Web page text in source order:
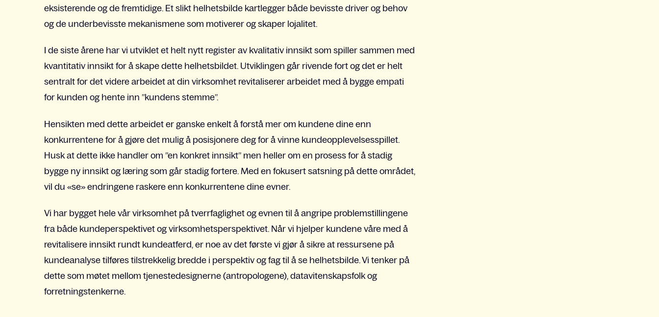
eksisterende og de fremtidige. Et slikt helhetsbilde kartlegger både bevisste driver og behov
og de underbevisste mekanismene som motiverer og skaper lojalitet.
I de siste årene har vi utviklet et helt nytt register av kvalitativ innsikt som spiller sammen med
kvantitativ innsikt for å skape dette helhetsbildet. Utviklingen går rivende fort og det er helt
sentralt for det videre arbeidet at din virksomhet revitaliserer arbeidet med å bygge empati
for kunden og hente inn ”kundens stemme”.
Hensikten med dette arbeidet er ganske enkelt å forstå mer om kundene dine enn
konkurrentene for å gjøre det mulig å posisjonere deg for å vinne kundeopplevelsesspillet.
Husk at dette ikke handler om ”en konkret innsikt” men heller om en prosess for å stadig
bygge ny innsikt og læring som går stadig fortere. Med en fokusert satsning på dette området,
vil du «se» endringene raskere enn konkurrentene dine evner.
Vi har bygget hele vår virksomhet på tverrfaglighet og evnen til å angripe problemstillingene
fra både kundeperspektivet og virksomhetsperspektivet. Når vi hjelper kundene våre med å
revitalisere innsikt rundt kundeatferd, er noe av det første vi gjør å sikre at ressursene på
kundeanalyse tilføres tilstrekkelig bredde i perspektiv og fag til å se helhetsbilde. Vi tenker på
dette som møtet mellom tjenestedesignerne (antropologene), datavitenskapsfolk og
forretningstenkerne.